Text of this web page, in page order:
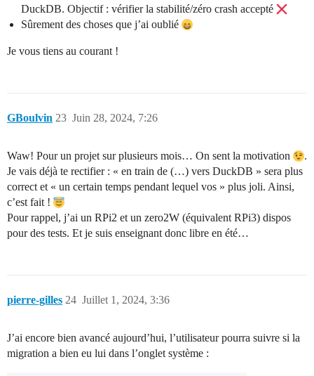
DuckDB. Objectif : vérifier la stabilité/zéro crash accepté
Sûrement des choses que j’ai oublié
Je vous tiens au courant !
GBoulvin Juin 28, 2024, 7:26
23
Waw! Pour un projet sur plusieurs mois… On sent la motivation
.
Je vais déjà te rectifier : « en train de (…) vers DuckDB » sera plus
correct et « un certain temps pendant lequel vos » plus joli. Ainsi,
c’est fait !
Pour rappel, j’ai un RPi2 et un zero2W (équivalent RPi3) dispos
pour des tests. Et je suis enseignant donc libre en été…
pierre-gilles Juillet 1, 2024, 3:36
24
J’ai encore bien avancé aujourd’hui, l’utilisateur pourra suivre si la
migration a bien eu lui dans l’onglet système :